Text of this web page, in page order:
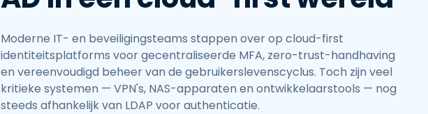
Moderne IT- en beveiligingsteams stappen over op cloud-first
identiteitsplatforms voor gecentraliseerde MFA, zero-trust-handhaving
en vereenvoudigd beheer van de gebruikerslevenscyclus. Toch zijn veel
kritieke systemen — VPN's, NAS-apparaten en ontwikkelaarstools — nog
steeds afhankelijk van LDAP voor authenticatie.